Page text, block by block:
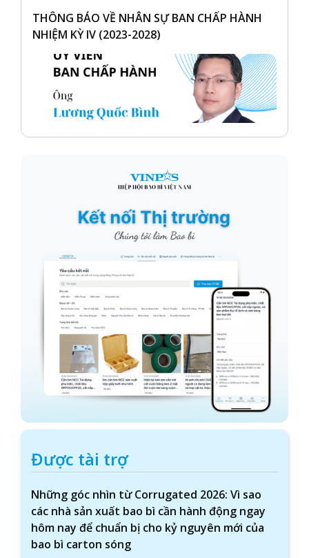
THÔNG BÁO VỀ NHÂN SỰ BAN CHẤP HÀNH
NHIỆM KỲ IV (2023-2028)
Được tài trợ
Những góc nhìn từ Corrugated 2026: Vì sao
các nhà sản xuất bao bì cần hành động ngay
hôm nay để chuẩn bị cho kỷ nguyên mới của
bao bì carton sóng